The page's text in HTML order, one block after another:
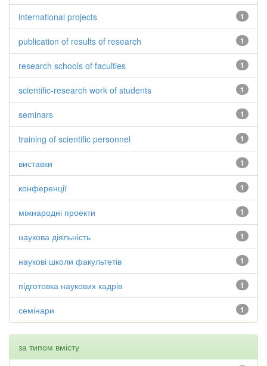
1
international projects
1
publication of results of research
1
research schools of faculties
1
scientific-research work of students
1
seminars
1
training of scientific personnel
1
виставки
1
конференції
1
міжнародні проекти
1
наукова діяльність
1
наукові школи факультетів
1
підготовка наукових кадрів
1
семінари
за типом вмісту